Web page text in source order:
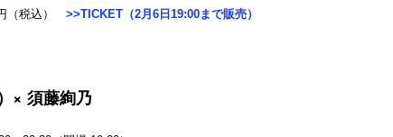
税込） >>TICKET（2月6日19:00まで販売）
× 須藤絢乃